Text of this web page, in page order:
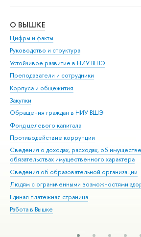
О ВЫШКЕ
Цифры и факты
Руководство и структура
Устойчивое развитие в НИУ ВШЭ
Преподаватели и сотрудники
Корпуса и общежития
Закупки
Обращения граждан в НИУ ВШЭ
Фонд целевого капитала
Противодействие коррупции
Сведения о доходах, расходах, об
обязательствах имущественного характера
Сведения об образовательной организации
Людям с ограниченными возможностями
Единая платежная страница
Работа в Вышке